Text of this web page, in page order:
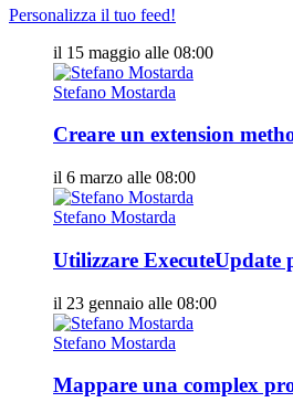
Personalizza il tuo feed!
il 15 maggio alle 08:00
Stefano Mostarda
Creare un extension
il 6 marzo alle 08:00
Stefano Mostarda
Utilizzare
il 23 gennaio alle 08:00
Stefano Mostarda
Mappare una complex